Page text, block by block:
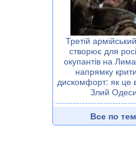
Третій
створює для
окупантів на
напрямку
дискомфорт: як це
Злий
Все по